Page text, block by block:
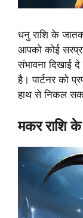
धनु राशि के
आपको कोई
संभावना दिखाई
है। पार्टनर को
हाथ से निकल
मकर राशि